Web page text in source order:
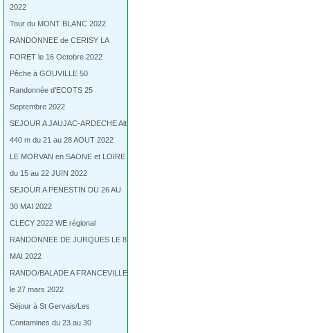
2022
Tour du MONT BLANC 2022
RANDONNEE de CERISY LA
FORET le 16 Octobre 2022
Pêche à GOUVILLE 50
Randonnée d’ECOTS 25
Septembre 2022
SEJOUR A JAUJAC-ARDECHE Alt
440 m du 21 au 28 AOUT 2022
LE MORVAN en SAONE et LOIRE
du 15 au 22 JUIN 2022
SEJOUR A PENESTIN DU 26 AU
30 MAI 2022
CLECY 2022 WE régional
RANDONNEE DE JURQUES LE 8
MAI 2022
RANDO/BALADE A FRANCEVILLE
le 27 mars 2022
Séjour à St Gervais/Les
Contamines du 23 au 30